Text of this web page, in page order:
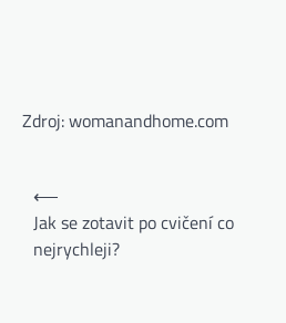
Zdroj: womanandhome.com
⟵
Jak se zotavit po cvičení co
nejrychleji?